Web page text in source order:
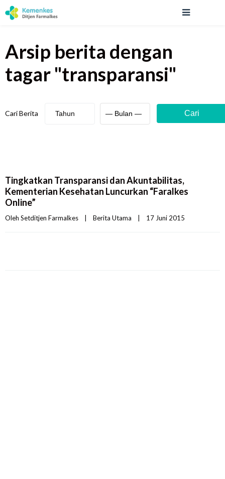
Arsip berita dengan
tagar "transparansi"
Cari Berita Cari
Tingkatkan Transparansi dan Akuntabilitas,
Kementerian Kesehatan Luncurkan “Faralkes
Online”
Oleh Setditjen Farmalkes Berita Utama 17 Juni 2015